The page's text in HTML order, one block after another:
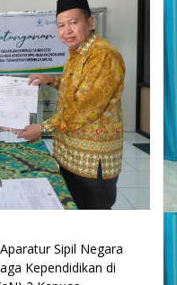
Sipil Negara
Kependidikan di